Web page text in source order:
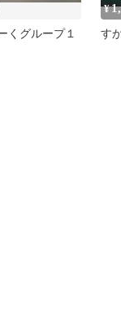
くグループ１
¥
す